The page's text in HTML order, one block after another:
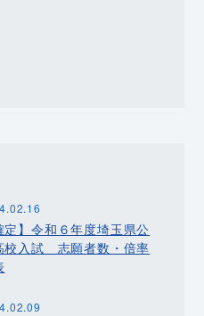
定】令和６年度埼玉県公
校入試 志願者数・倍率